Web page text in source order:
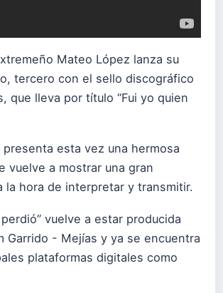
Mateo López lanza su
tercero con el sello discográfico
que lleva por título “Fui yo quien
esta vez una hermosa
vuelve a mostrar una gran
la hora de interpretar y transmitir.
vuelve a estar producida
Garrido - Mejías y ya se encuentra
plataformas digitales como